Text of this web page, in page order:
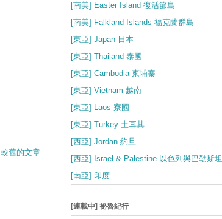
較舊的文章
[南美] Easter Island 復活節島
[南美] Falkland Islands 福克蘭群島
[東亞] Japan 日本
[東亞] Thailand 泰國
[東亞] Cambodia 柬埔寨
[東亞] Vietnam 越南
[東亞] Laos 寮國
[東亞] Turkey 土耳其
[西亞] Jordan 約旦
[西亞] Israel & Palestine 以色列與巴勒斯坦
[南亞] 印度
[連載中] 祕魯紀行